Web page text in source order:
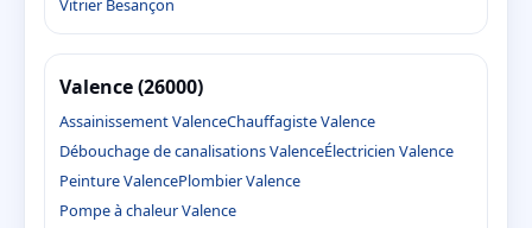
Vitrier Besançon
Valence (26000)
Assainissement ValenceChauffagiste Valence
Débouchage de canalisations ValenceÉlectricien Valence
Peinture ValencePlombier Valence
Pompe à chaleur Valence